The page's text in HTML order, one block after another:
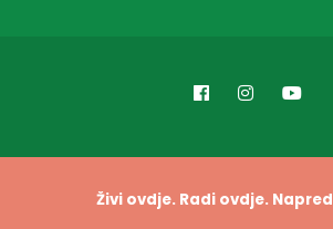
Živi ovdje. Radi ovdje.